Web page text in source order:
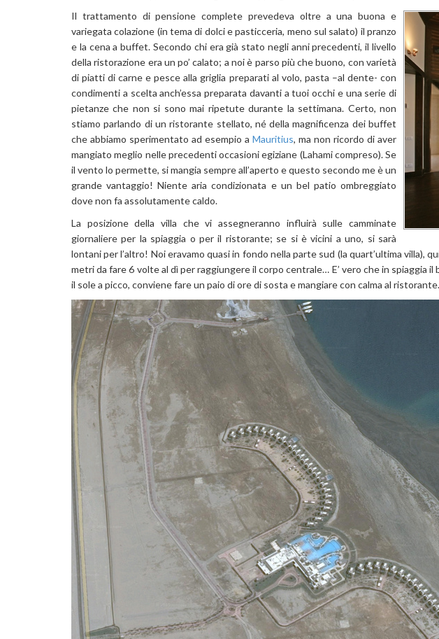
Il trattamento di pensione complete prevedeva oltre a una buona e
variegata colazione (in tema di dolci e pasticceria, meno sul salato) il pranzo
e la cena a buffet. Secondo chi era già stato negli anni precedenti, il livello
della ristorazione era un po’ calato; a noi è parso più che buono, con varietà
di piatti di carne e pesce alla griglia preparati al volo, pasta –al dente- con
condimenti a scelta anch’essa preparata davanti a tuoi occhi e una serie di
pietanze che non si sono mai ripetute durante la settimana. Certo, non
stiamo parlando di un ristorante stellato, né della magnificenza dei buffet
che abbiamo sperimentato ad esempio a Mauritius, ma non ricordo di aver
mangiato meglio nelle precedenti occasioni egiziane (Lahami compreso). Se
il vento lo permette, si mangia sempre all’aperto e questo secondo me è un
grande vantaggio! Niente aria condizionata e un bel patio ombreggiato
dove non fa assolutamente caldo.
La posizione della villa che vi assegneranno influirà sulle camminate
giornaliere per la spiaggia o per il ristorante; se si è vicini a uno, si sarà
lontani per l’altro! Noi eravamo quasi in fondo nella parte sud (la quart’ultima villa),
metri da fare 6 volte al dì per raggiungere il corpo centrale… E’ vero che in spiaggia
il sole a picco, conviene fare un paio di ore di sosta e mangiare con calma al ristorante.